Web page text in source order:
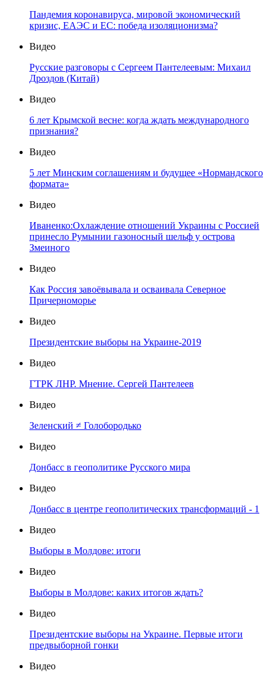
Пандемия коронавируса, мировой экономический
кризис, ЕАЭС и ЕС: победа изоляционизма?
Видео
Русские разговоры с Сергеем Пантелеевым: Михаил
Дроздов (Китай)
Видео
6 лет Крымской весне: когда ждать международного
признания?
Видео
5 лет Минским соглашениям и будущее «Нормандского
формата»
Видео
Иваненко:Охлаждение отношений Украины с Россией
принесло Румынии газоносный шельф у острова
Змеиного
Видео
Как Россия завоёвывала и осваивала Северное
Причерноморье
Видео
Президентские выборы на Украине-2019
Видео
ГТРК ЛНР. Мнение. Сергей Пантелеев
Видео
Зеленский ≠ Голобородько
Видео
Донбасс в геополитике Русского мира
Видео
Донбасс в центре геополитических трансформаций - 1
Видео
Выборы в Молдове: итоги
Видео
Выборы в Молдове: каких итогов ждать?
Видео
Президентские выборы на Украине. Первые итоги
предвыборной гонки
Видео